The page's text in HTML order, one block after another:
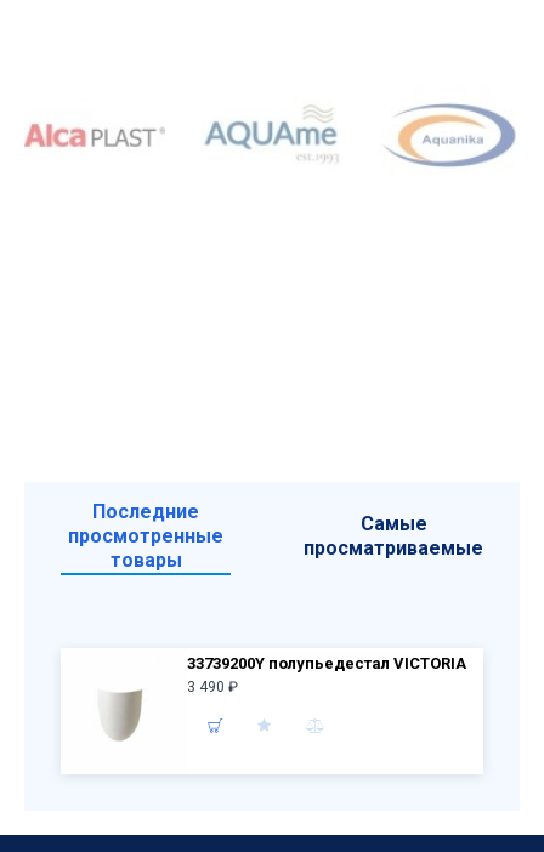
Последние
просмотренные
товары
Самые
просматриваемые
33739200Y полупьедестал VICTORIA
3 490 ₽